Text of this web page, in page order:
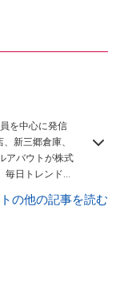
を中心に発信
新三郷倉庫、
アバウトが株式
日トレンド情
の他の記事を読む